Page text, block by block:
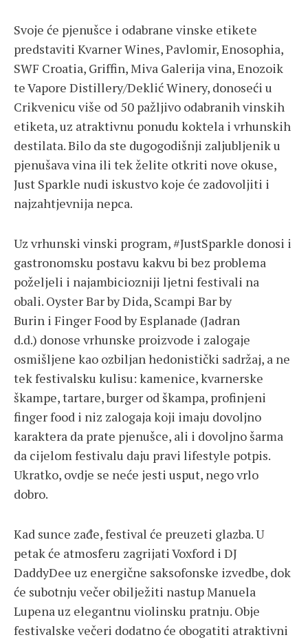
Svoje će pjenušce i odabrane vinske etikete
predstaviti Kvarner Wines, Pavlomir, Enosophia,
SWF Croatia, Griffin, Miva Galerija vina, Enozoik
te Vapore Distillery/Deklić Winery, donoseći u
Crikvenicu više od 50 pažljivo odabranih vinskih
etiketa, uz atraktivnu ponudu koktela i vrhunskih
destilata. Bilo da ste dugogodišnji zaljubljenik u
pjenušava vina ili tek želite otkriti nove okuse,
Just Sparkle nudi iskustvo koje će zadovoljiti i
najzahtjevnija nepca.
Uz vrhunski vinski program, #JustSparkle donosi i
gastronomsku postavu kakvu bi bez problema
poželjeli i najambiciozniji ljetni festivali na
obali. Oyster Bar by Dida, Scampi Bar by
Burin i Finger Food by Esplanade (Jadran
d.d.) donose vrhunske proizvode i zalogaje
osmišljene kao ozbiljan hedonistički sadržaj, a ne
tek festivalsku kulisu: kamenice, kvarnerske
škampe, tartare, burger od škampa, profinjeni
finger food i niz zalogaja koji imaju dovoljno
karaktera da prate pjenušce, ali i dovoljno šarma
da cijelom festivalu daju pravi lifestyle potpis.
Ukratko, ovdje se neće jesti usput, nego vrlo
dobro.
Kad sunce zađe, festival će preuzeti glazba. U
petak će atmosferu zagrijati Voxford i DJ
DaddyDee uz energične saksofonske izvedbe, dok
će subotnju večer obilježiti nastup Manuela
Lupena uz elegantnu violinsku pratnju. Obje
festivalske večeri dodatno će obogatiti atraktivni